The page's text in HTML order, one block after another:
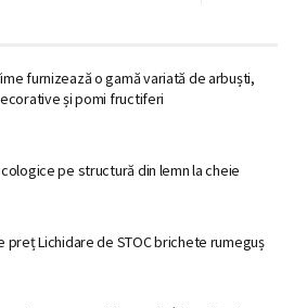
furnizează o gamă variată de arbuști,
și pomi fructiferi
pe structură din lemn la cheie
preț Lichidare de STOC brichete rumeguș